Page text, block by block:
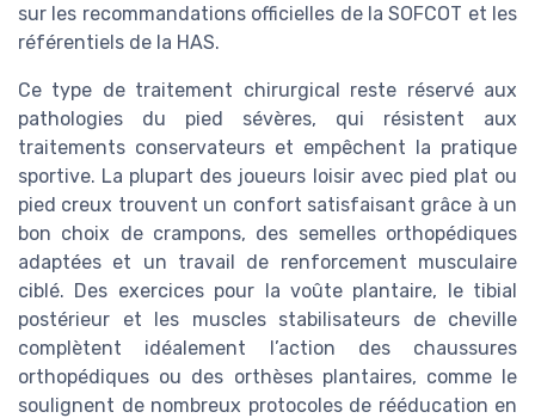
sur les recommandations officielles de la SOFCOT et les
référentiels de la HAS.
Ce type de traitement chirurgical reste réservé aux
pathologies du pied sévères, qui résistent aux
traitements conservateurs et empêchent la pratique
sportive. La plupart des joueurs loisir avec pied plat ou
pied creux trouvent un confort satisfaisant grâce à un
bon choix de crampons, des semelles orthopédiques
adaptées et un travail de renforcement musculaire
ciblé. Des exercices pour la voûte plantaire, le tibial
postérieur et les muscles stabilisateurs de cheville
complètent idéalement l’action des chaussures
orthopédiques ou des orthèses plantaires, comme le
soulignent de nombreux protocoles de rééducation en